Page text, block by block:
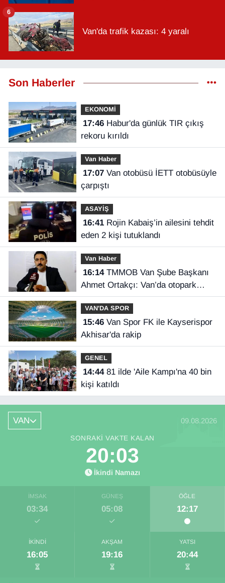
Van'da trafik kazası: 4 yaralı
6
Son Haberler
EKONOMİ
17:46Habur'da günlük TIR çıkış
rekoru kırıldı
Van Haber
17:07Van otobüsü İETT otobüsüyle
çarpıştı
ASAYİŞ
16:41Rojin Kabaiş’in ailesini tehdit
eden 2 kişi tutuklandı
Van Haber
16:14TMMOB Van Şube Başkanı
Ahmet Ortakçı: Van’da otopark
yetersizliği ciddi sorun!
VAN'DA SPOR
15:46Van Spor FK ile Kayserispor
Akhisar'da rakip
GENEL
14:4481 ilde 'Aile Kampı'na 40 bin
kişi katıldı
VAN 09.08.2026
SONRAKI VAKTE KALAN
20:02
İkindi Namazı
İMSAK
03:34
GÜNEŞ
05:08
ÖĞLE
12:17
İKINDI
16:05
AKŞAM
19:16
YATSI
20:44